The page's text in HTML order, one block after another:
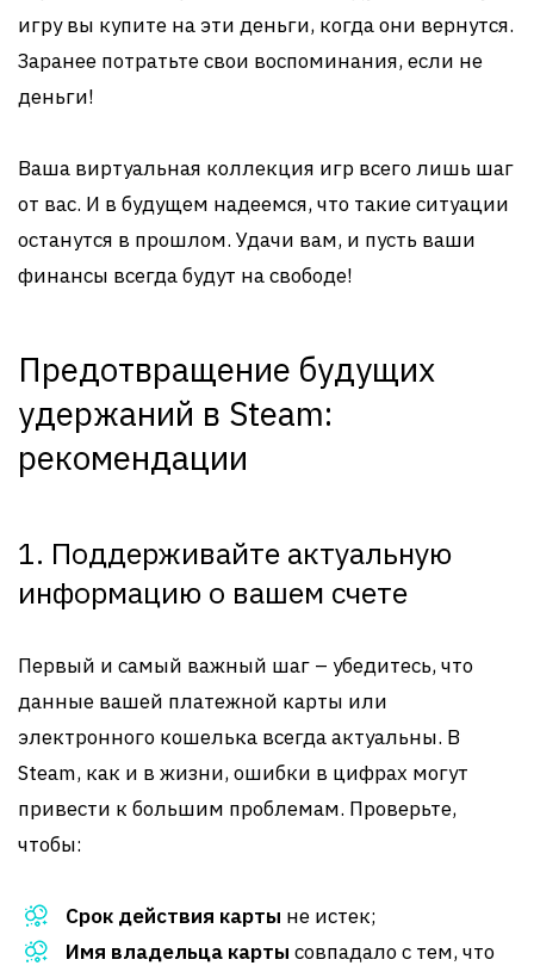
игру вы купите на эти деньги, когда они вернутся.
Заранее потратьте свои воспоминания, если не
деньги!
Ваша виртуальная коллекция игр всего лишь шаг
от вас. И в будущем надеемся, что такие ситуации
останутся в прошлом. Удачи вам, и пусть ваши
финансы всегда будут на свободе!
Предотвращение будущих
удержаний в Steam:
рекомендации
1. Поддерживайте актуальную
информацию о вашем счете
Первый и самый важный шаг – убедитесь, что
данные вашей платежной карты или
электронного кошелька всегда актуальны. В
Steam, как и в жизни, ошибки в цифрах могут
привести к большим проблемам. Проверьте,
чтобы:
Срок действия карты не истек;
Имя владельца карты совпадало с тем, что